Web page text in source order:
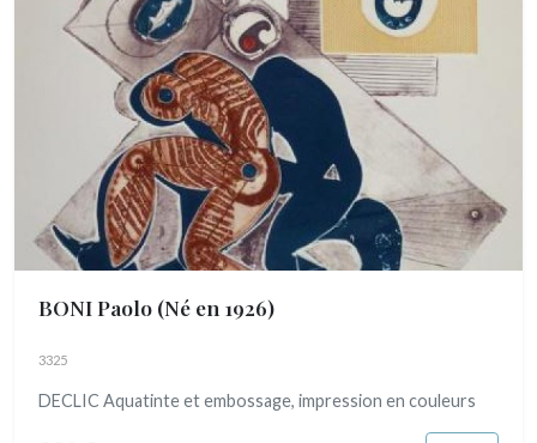
BONI Paolo (Né en 1926)
3325
DECLIC Aquatinte et embossage, impression en couleurs